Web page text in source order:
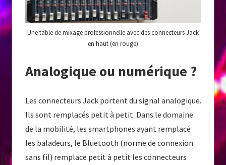
Une table de mixage professionnelle avec des connecteurs Jack
en haut (en rouge)
Analogique ou numérique ?
Les connecteurs Jack portent du signal analogique.
Ils sont remplacés petit à petit. Dans le domaine
de la mobilité, les smartphones ayant remplacé
les baladeurs, le Bluetooth (norme de connexion
sans fil) remplace petit à petit les connecteurs